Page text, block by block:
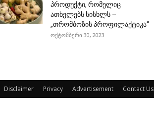
პროდუქტი, რომელიც
ათხელებს სისხლს –
„თრომბოზის პროფილაქტიკა“
ოქტომბერი 30, 2023
Disclaimer Privacy Advertisement Contact Us